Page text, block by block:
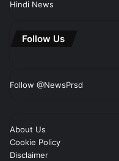
Hindi News
Follow Us
Follow @NewsPrsd
About Us
Cookie Policy
Disclaimer